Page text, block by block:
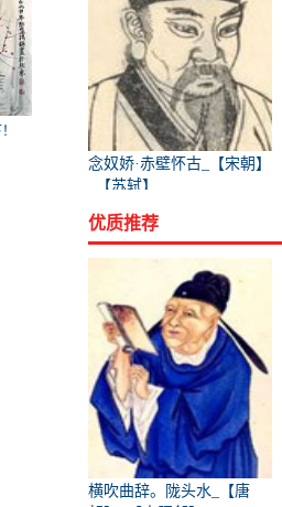
念奴娇·赤壁怀古_【宋朝】
_【苏轼】
优质推荐
横吹曲辞。陇头水_【唐